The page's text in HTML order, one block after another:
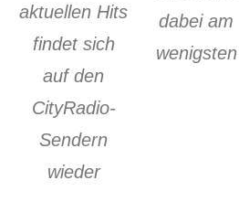
aktuellen Hits
findet sich
auf den
CityRadio-
Sendern
wieder
dabei am
wenigsten